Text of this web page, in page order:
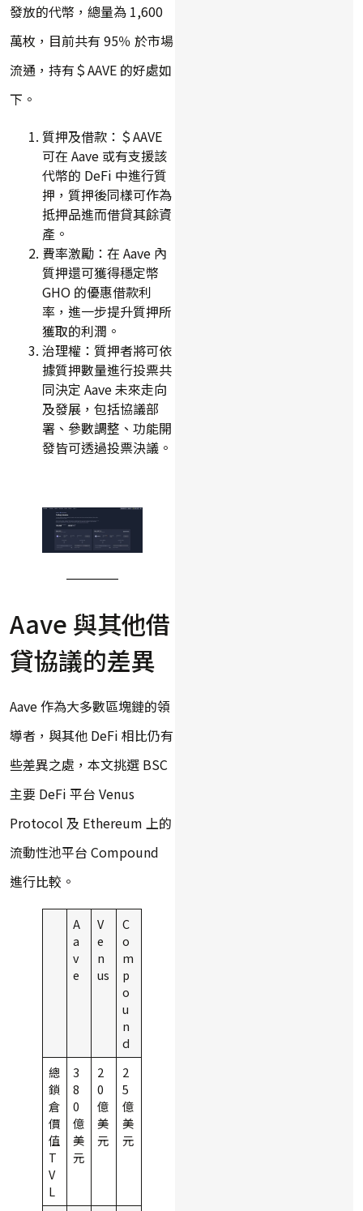
發放的代幣，總量為 1,600
萬枚，目前共有 95％ 於市場
流通，持有＄AAVE 的好處如
下。
質押及借款：＄AAVE
可在 Aave 或有支援該
代幣的 DeFi 中進行質
押，質押後同樣可作為
抵押品進而借貸其餘資
產。
費率激勵：在 Aave 內
質押還可獲得穩定幣
GHO 的優惠借款利
率，進一步提升質押所
獲取的利潤。
治理權：質押者將可依
據質押數量進行投票共
同決定 Aave 未來走向
及發展，包括協議部
署、參數調整、功能開
發皆可透過投票決議。
Aave 與其他借
貸協議的差異
Aave 作為大多數區塊鏈的領
導者，與其他 DeFi 相比仍有
些差異之處，本文挑選 BSC
主要 DeFi 平台 Venus
Protocol 及 Ethereum 上的
流動性池平台 Compound
進行比較。
A
a
v
e
V
e
n
us
C
o
m
p
o
u
n
d
總
鎖
倉
價
值
T
V
L
3
8
0
億
美
元
2
0
億
美
元
2
5
億
美
元